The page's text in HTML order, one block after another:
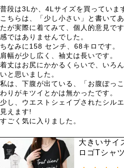
普段は3Lか、4Lサイズを買っていま
こちらは、「少し小さい」と書いて
たが実際に着てみて、個人的意見で
感ではありませんでした。
ちなみに158 センチ、68キロです。
肩幅が少し広く、袖丈は長いです。
着丈はお尻にかかるくらいで、いろ
いと思いました。
私は、下腹が出ている、「お腹ぽっ
わりがキツイとかは無かったです。
少し、ウエストシェイプされたシル
見えます!
すごく気に入りました。
大きいサイ
ロゴTシャ